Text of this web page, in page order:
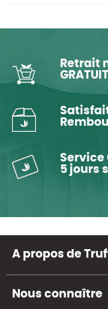
Retrait
Service
5 jours
A propos de
Nous connaître